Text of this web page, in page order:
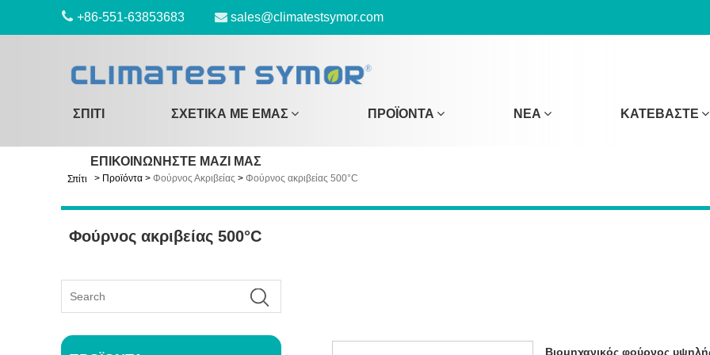
+86-551-63853683 sales@climatestsymor.com
ΣΠΊΤΙ ΣΧΕΤΙΚΆ ΜΕ ΕΜΆΣ ΠΡΟΪΌΝΤΑ ΝΈΑ ΚΑΤΕΒΆΣΤΕ
ΕΠΙΚΟΙΝΩΝΉΣΤΕ ΜΑΖΊ ΜΑΣ
Σπίτι > Προϊόντα > Φούρνος Ακριβείας > Φούρνος ακριβείας 500°C
Φούρνος ακριβείας 500°C
Βιομηχανικός φούρνος